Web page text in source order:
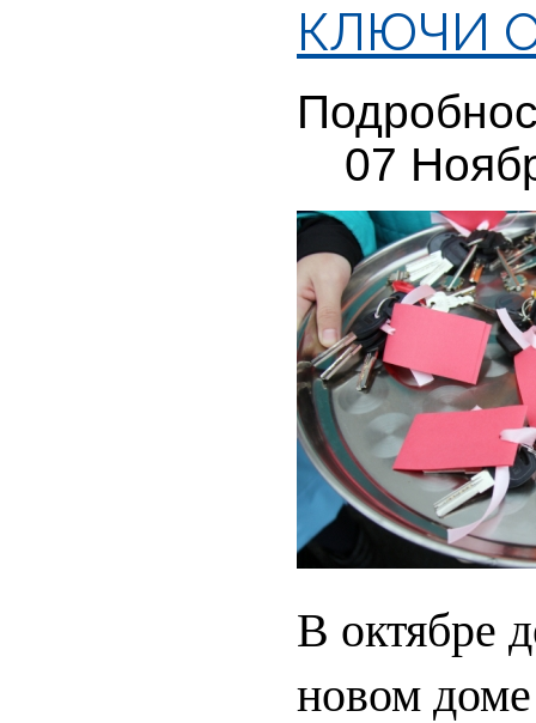
КЛЮЧИ
07
В октябре
новом